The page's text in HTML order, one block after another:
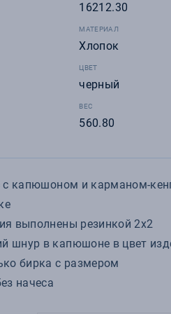
16212.30
МАТЕРИАЛ
Хлопок
ЦВЕТ
черный
ВЕС
560.80
с капюшоном и карманом-
выполнены резинкой 2х2
шнур в капюшоне в цвет
бирка с размером
начеса